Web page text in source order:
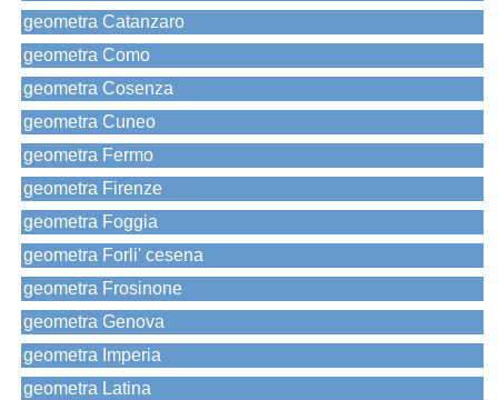
geometra Catanzaro
geometra Como
geometra Cosenza
geometra Cuneo
geometra Fermo
geometra Firenze
geometra Foggia
geometra Forli' cesena
geometra Frosinone
geometra Genova
geometra Imperia
geometra Latina